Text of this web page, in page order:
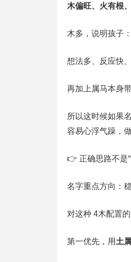
木偏旺、火有根
木多，说明孩子：
想法多、反应快
再加上属马本身
所以这时候如果
容易心浮气躁，
👉 正确思路不是
名字重点方向：
对这种 4木配置
第一优先，用 土